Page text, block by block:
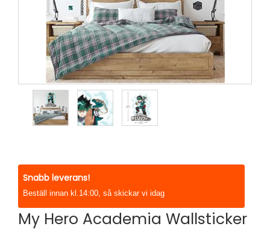
Snabb leverans!
Beställ innan kl.14:00, så skickar vi idag
My Hero Academia Wallsticker